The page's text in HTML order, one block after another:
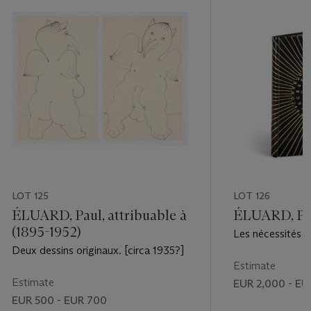
LOT 125
ÉLUARD, Paul, attribuable à
(1895-1952)
Deux dessins originaux. [circa 1935?]
Estimate
EUR 500 - EUR 700
LOT 126
ÉLUARD,
Les nécessités
Sans Pareil, 1921.
Estimate
EUR 2,000 -